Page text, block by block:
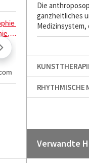
Die
ganzheitliches
Medizinsystem,
RHYTHMISCHE
Verwandte